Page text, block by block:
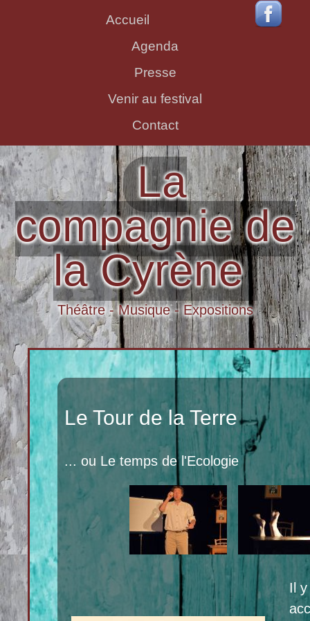
Accueil
Agenda
Presse
Venir au festival
Contact
La
compagnie de
la Cyrène
Théâtre - Musique - Expositions
Le Tour de la Terre
... ou Le temps de l'Ecologie
Il